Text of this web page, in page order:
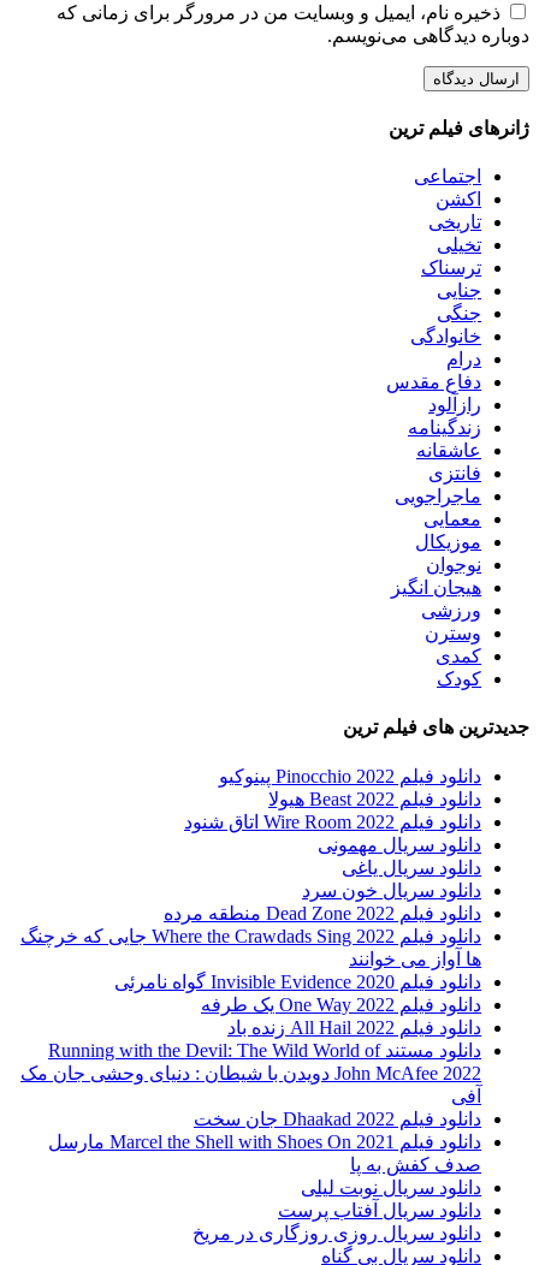
ذخیره نام، ایمیل و وبسایت من در مرورگر برای زمانی که
دوباره دیدگاهی می‌نویسم.
ژانرهای فیلم ترین
اجتماعی
اکشن
تاریخی
تخیلی
ترسناک
جنایی
جنگی
خانوادگی
درام
دفاع مقدس
رازآلود
زندگینامه
عاشقانه
فانتزی
ماجراجویی
معمایی
موزیکال
نوجوان
هیجان انگیز
ورزشی
وسترن
کمدی
کودک
جدیدترین های فیلم ترین
دانلود فیلم Pinocchio 2022 پینوکیو
دانلود فیلم Beast 2022 هیولا
دانلود فیلم Wire Room 2022 اتاق شنود
دانلود سریال مهمونی
دانلود سریال یاغی
دانلود سریال خون سرد
دانلود فیلم 2022 Dead Zone منطقه مرده
دانلود فیلم Where the Crawdads Sing 2022 جایی که خرچنگ
ها آواز می خوانند
دانلود فیلم 2020 Invisible Evidence گواه نامرئی
دانلود فیلم One Way 2022 یک طرفه
دانلود فیلم All Hail 2022 زنده باد
دانلود مستند Running with the Devil: The Wild World of
John McAfee 2022 دویدن با شیطان : دنیای وحشی جان مک
آفی
دانلود فیلم Dhaakad 2022 جان سخت
دانلود فیلم Marcel the Shell with Shoes On 2021 مارسل
صدف کفش به پا
دانلود سریال نوبت لیلی
دانلود سریال آفتاب پرست
دانلود سریال روزی روزگاری در مریخ
دانلود سریال بی گناه